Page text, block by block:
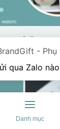
quà tặng
Danh mục
- Phụ